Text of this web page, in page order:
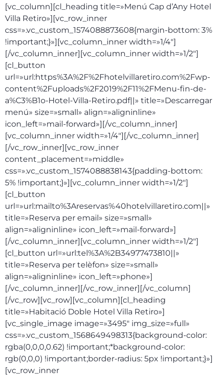
[vc_column][cl_heading title=»Menú Cap d’Any Hotel
Villa Retiro»][vc_row_inner
css=».vc_custom_1574088873608{margin-bottom: 3%
!important;}»][vc_column_inner width=»1/4″]
[/vc_column_inner][vc_column_inner width=»1/2″]
[cl_button
url=»url:https%3A%2F%2Fhotelvillaretiro.com%2Fwp-
content%2Fuploads%2F2019%2F11%2FMenu-fin-de-
a%C3%B1o-Hotel-Villa-Retiro.pdf||» title=»Descarregar
menú» size=»small» align=»aligninline»
icon_left=»mail-forward»][/vc_column_inner]
[vc_column_inner width=»1/4″][/vc_column_inner]
[/vc_row_inner][vc_row_inner
content_placement=»middle»
css=».vc_custom_1574088838143{padding-bottom:
5% !important;}»][vc_column_inner width=»1/2″]
[cl_button
url=»url:mailto%3Areservas%40hotelvillaretiro.com||»
title=»Reserva per email» size=»small»
align=»aligninline» icon_left=»mail-forward»]
[/vc_column_inner][vc_column_inner width=»1/2″]
[cl_button url=»url:tel%3A%2B34977473810||»
title=»Reserva per telèfon» size=»small»
align=»aligninline» icon_left=»phone»]
[/vc_column_inner][/vc_row_inner][/vc_column]
[/vc_row][vc_row][vc_column][cl_heading
title=»Habitació Doble Hotel Villa Retiro»]
[vc_single_image image=»3495″ img_size=»full»
css=».vc_custom_1568649498313{background-color:
rgba(0,0,0,0.62) !important;*background-color:
rgb(0,0,0) !important;border-radius: 5px !important;}»]
[vc_row_inner